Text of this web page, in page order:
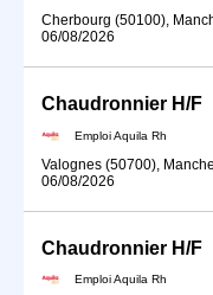
Cherbourg (50100),
06/08/2026
Chaudronnier H/F
Emploi Aquila Rh
Valognes (50700),
06/08/2026
Chaudronnier H/F
Emploi Aquila Rh